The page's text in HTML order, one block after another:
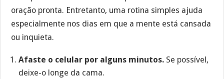
oração pronta. Entretanto, uma rotina simples ajuda
especialmente nos dias em que a mente está cansada
ou inquieta.
Afaste o celular por alguns minutos. Se possível,
deixe-o longe da cama.